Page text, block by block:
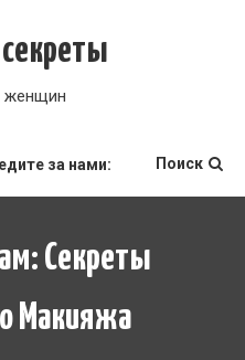
женщин
за нами: Поиск
Секреты
Макияжа